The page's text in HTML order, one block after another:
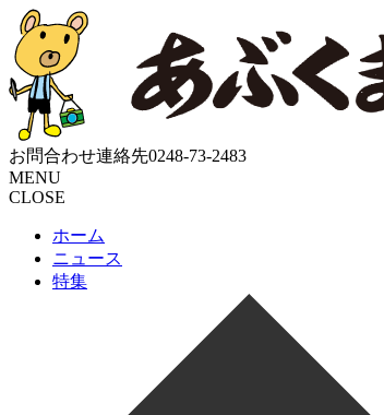
お問合わせ連絡先0248-73-2483
MENU
CLOSE
ホーム
ニュース
特集